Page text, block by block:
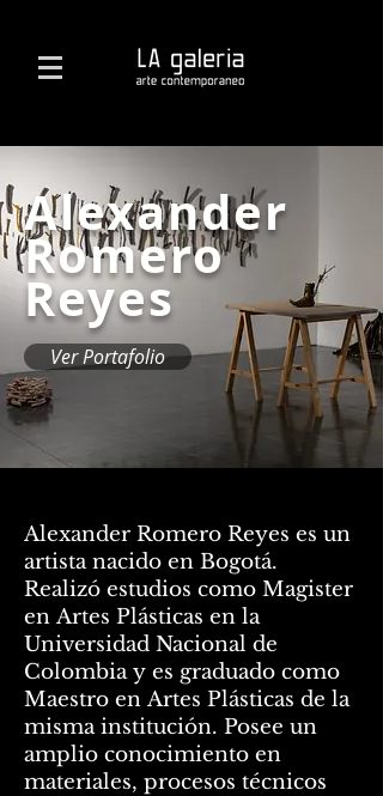
Alexander
Romero
Reyes
Ver Portafolio
Alexander Romero Reyes es un
artista nacido en Bogotá.
Realizó estudios como Magister
en Artes Plásticas en la
Universidad Nacional de
Colombia y es graduado como
Maestro en Artes Plásticas de la
misma institución. Posee un
amplio conocimiento en
materiales, procesos técnicos